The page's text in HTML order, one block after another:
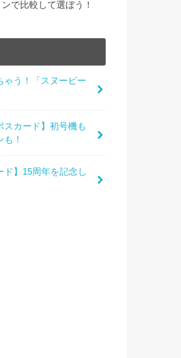
で比較して選ぼう！
ゃう！「スヌーピー
スカード】初号機も
！
ド】15周年を記念し